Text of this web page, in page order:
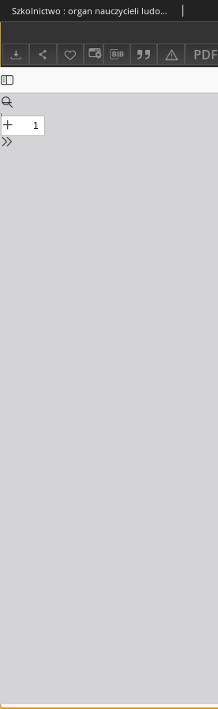
PDF
Szkolnictwo : organ nauczycieli ludowych. 1901, R.11, nr 04